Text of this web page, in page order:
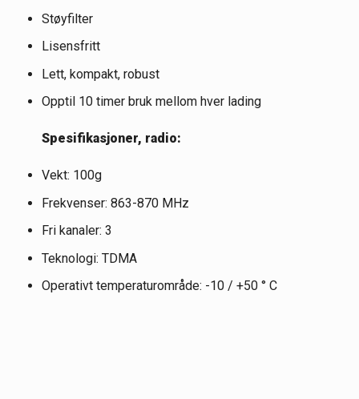
Støyfilter
Lisensfritt
Lett, kompakt, robust
Opptil 10 timer bruk mellom hver lading
Spesifikasjoner, radio:
Vekt: 100g
Frekvenser: 863-870 MHz
Fri kanaler: 3
Teknologi: TDMA
Operativt temperaturområde: -10 / +50 ° C